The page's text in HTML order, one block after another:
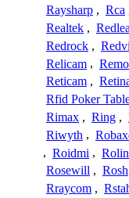
Raysharp , Rca
Realtek ,
Redrock ,
Relicam , Remo
Reticam ,
Rfid Poker
Rimax , Ring ,
Riwyth ,
, Roidmi ,
Rosewill , Rosh
Rraycom ,